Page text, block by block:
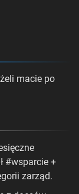
macie po
#wsparcie +
zarząd.